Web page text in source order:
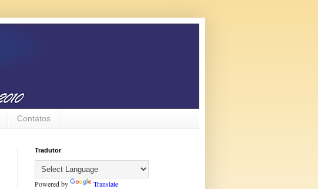
Contatos
Tradutor
Powered by Translate